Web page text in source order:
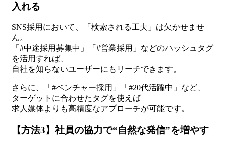
入れる
SNS採用において、「検索される工夫」は欠かせませ
ん。
「#中途採用募集中」「#営業採用」などのハッシュタグ
を活用すれば、
自社を知らないユーザーにもリーチできます。
さらに、「#ベンチャー採用」「#20代活躍中」など、
ターゲットに合わせたタグを使えば
求人媒体よりも高精度なアプローチが可能です。
【方法3】社員の協力で“自然な発信”を増やす